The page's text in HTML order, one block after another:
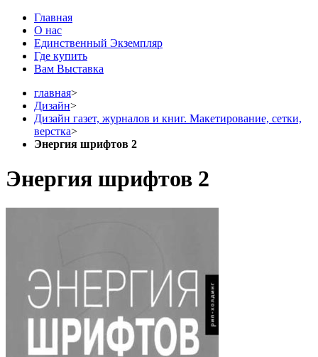
Главная
О нас
Единственный Экземпляр
Где купить
Вам Выставка
главная>
Дизайн>
Дизайн газет, журналов и книг. Макетирование, сетки,
верстка>
Энергия шрифтов 2
Энергия шрифтов 2